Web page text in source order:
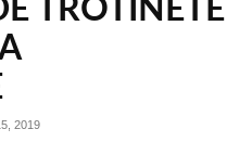
TROTINETE
2019